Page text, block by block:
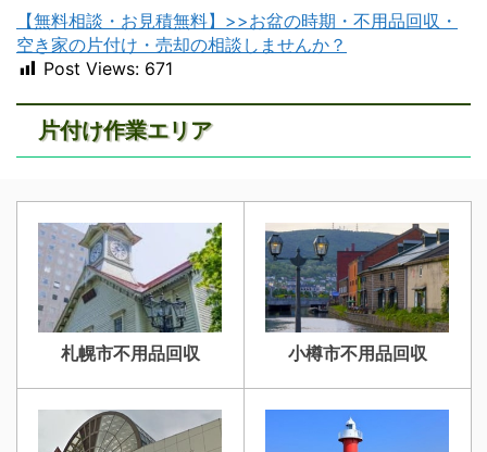
苫小牧不用品回収 室蘭不用品回収
江別不用品回収 岩見沢不用品回収
滝川不用品回収 新十津川不用品回収
【無料相談・お見積無料】>>お盆の時期・不用品回収・
空き家の片付け・売却の相談しませんか？
Post Views: 671
片付け作業エリア
札幌市不用品回収 小樽市不用品回収